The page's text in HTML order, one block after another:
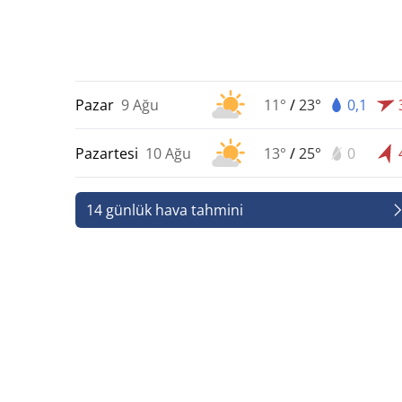
Pazar 9 Ağu 11° /23° 0,1
Pazartesi 10 Ağu 13° /25° 0
14 günlük hava tahmini